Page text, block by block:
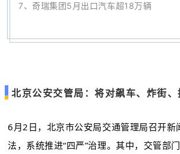
7、奇瑞集团5月出口汽车超18万辆
北京公安交管局：将对飙车、炸街
6月2日，北京市公安局交通管理局召开
法，系统推进“四严”治理。其中，交管部